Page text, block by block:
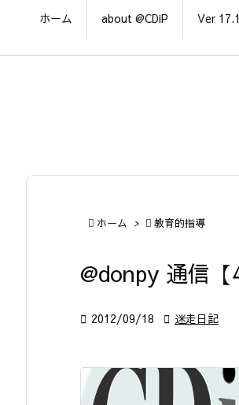
ホーム about @CDiP Ver 17.1
 ホーム >  教育的指導
@donpy 通信
 2012/09/18  迷走日記